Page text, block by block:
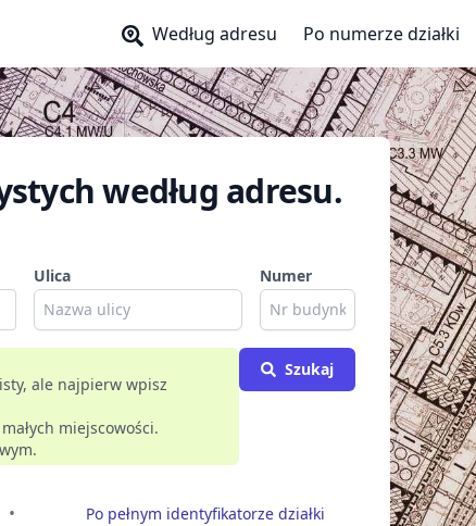
Według adresu Po numerze działki
według adresu.
Ulica Numer
ale najpierw wpisz
miejscowości.
Szukaj
• Po pełnym identyfikatorze działki